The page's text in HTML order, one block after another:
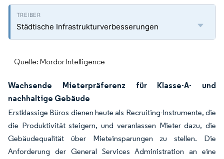
Städtische Infrastrukturverbesserungen
Quelle: Mordor Intelligence
Wachsende Mieterpräferenz für Klasse-A- und
nachhaltige Gebäude
Erstklassige Büros dienen heute als Recruiting-Instrumente, die
die Produktivität steigern, und veranlassen Mieter dazu, die
Gebäudequalität über Mieteinsparungen zu stellen. Die
Anforderung der General Services Administration an eine